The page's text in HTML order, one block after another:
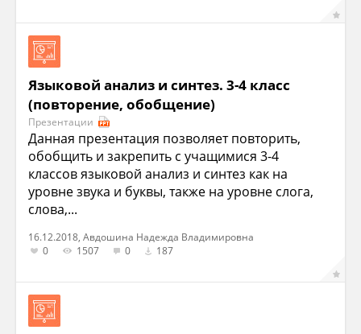
Языковой анализ и синтез. 3-4 класс
(повторение, обобщение)
Презентации
Данная презентация позволяет повторить,
обобщить и закрепить с учащимися 3-4
классов языковой анализ и синтез как на
уровне звука и буквы, также на уровне слога,
слова,...
16.12.2018, Авдошина Надежда Владимировна
0
1507 0 187